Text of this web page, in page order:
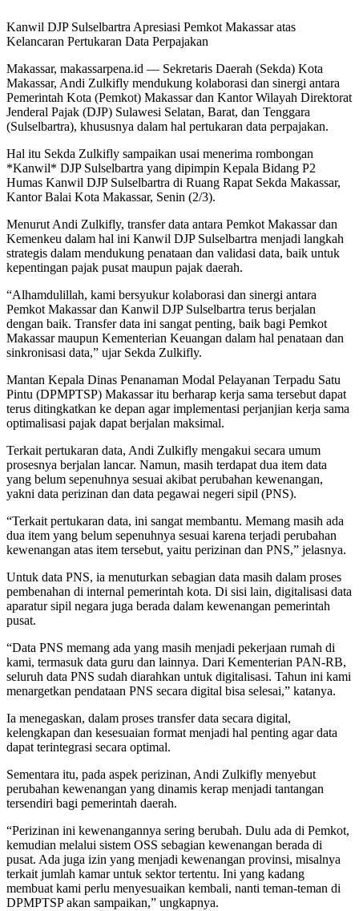
Kanwil DJP Sulselbartra Apresiasi Pemkot Makassar atas
Kelancaran Pertukaran Data Perpajakan
Makassar, makassarpena.id — Sekretaris Daerah (Sekda) Kota
Makassar, Andi Zulkifly mendukung kolaborasi dan sinergi antara
Pemerintah Kota (Pemkot) Makassar dan Kantor Wilayah Direktorat
Jenderal Pajak (DJP) Sulawesi Selatan, Barat, dan Tenggara
(Sulselbartra), khususnya dalam hal pertukaran data perpajakan.
Hal itu Sekda Zulkifly sampaikan usai menerima rombongan
*Kanwil* DJP Sulselbartra yang dipimpin Kepala Bidang P2
Humas Kanwil DJP Sulselbartra di Ruang Rapat Sekda Makassar,
Kantor Balai Kota Makassar, Senin (2/3).
Menurut Andi Zulkifly, transfer data antara Pemkot Makassar dan
Kemenkeu dalam hal ini Kanwil DJP Sulselbartra menjadi langkah
strategis dalam mendukung penataan dan validasi data, baik untuk
kepentingan pajak pusat maupun pajak daerah.
“Alhamdulillah, kami bersyukur kolaborasi dan sinergi antara
Pemkot Makassar dan Kanwil DJP Sulselbartra terus berjalan
dengan baik. Transfer data ini sangat penting, baik bagi Pemkot
Makassar maupun Kementerian Keuangan dalam hal penataan dan
sinkronisasi data,” ujar Sekda Zulkifly.
Mantan Kepala Dinas Penanaman Modal Pelayanan Terpadu Satu
Pintu (DPMPTSP) Makassar itu berharap kerja sama tersebut dapat
terus ditingkatkan ke depan agar implementasi perjanjian kerja sama
optimalisasi pajak dapat berjalan maksimal.
Terkait pertukaran data, Andi Zulkifly mengakui secara umum
prosesnya berjalan lancar. Namun, masih terdapat dua item data
yang belum sepenuhnya sesuai akibat perubahan kewenangan,
yakni data perizinan dan data pegawai negeri sipil (PNS).
“Terkait pertukaran data, ini sangat membantu. Memang masih ada
dua item yang belum sepenuhnya sesuai karena terjadi perubahan
kewenangan atas item tersebut, yaitu perizinan dan PNS,” jelasnya.
Untuk data PNS, ia menuturkan sebagian data masih dalam proses
pembenahan di internal pemerintah kota. Di sisi lain, digitalisasi data
aparatur sipil negara juga berada dalam kewenangan pemerintah
pusat.
“Data PNS memang ada yang masih menjadi pekerjaan rumah di
kami, termasuk data guru dan lainnya. Dari Kementerian PAN-RB,
seluruh data PNS sudah diarahkan untuk digitalisasi. Tahun ini kami
menargetkan pendataan PNS secara digital bisa selesai,” katanya.
Ia menegaskan, dalam proses transfer data secara digital,
kelengkapan dan kesesuaian format menjadi hal penting agar data
dapat terintegrasi secara optimal.
Sementara itu, pada aspek perizinan, Andi Zulkifly menyebut
perubahan kewenangan yang dinamis kerap menjadi tantangan
tersendiri bagi pemerintah daerah.
“Perizinan ini kewenangannya sering berubah. Dulu ada di Pemkot,
kemudian melalui sistem OSS sebagian kewenangan berada di
pusat. Ada juga izin yang menjadi kewenangan provinsi, misalnya
terkait jumlah kamar untuk sektor tertentu. Ini yang kadang
membuat kami perlu menyesuaikan kembali, nanti teman-teman di
DPMPTSP akan sampaikan,” ungkapnya.